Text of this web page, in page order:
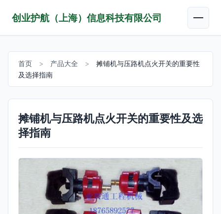
创业护航（上海）信息科技有限公司
首页 > 产品大全 >
摊铺机与压路机点火开关的重要性
及选择指南
摊铺机与压路机点火开关的重要性及选
择指南